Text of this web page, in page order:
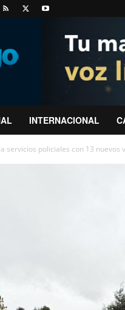
INTERNACIONAL
servicios policiales con 13 nuevos